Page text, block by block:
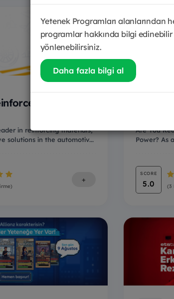
Internship
in reinforcing materials,
solutions in the automotiv...
+
Are You
Power? As a leading manufacturer of home
SCORE
5.0 (3
Yetenek Programları alanlarından
programlar hakkında bilgi
yönlenebilirsiniz.
Daha fazla bilgi al